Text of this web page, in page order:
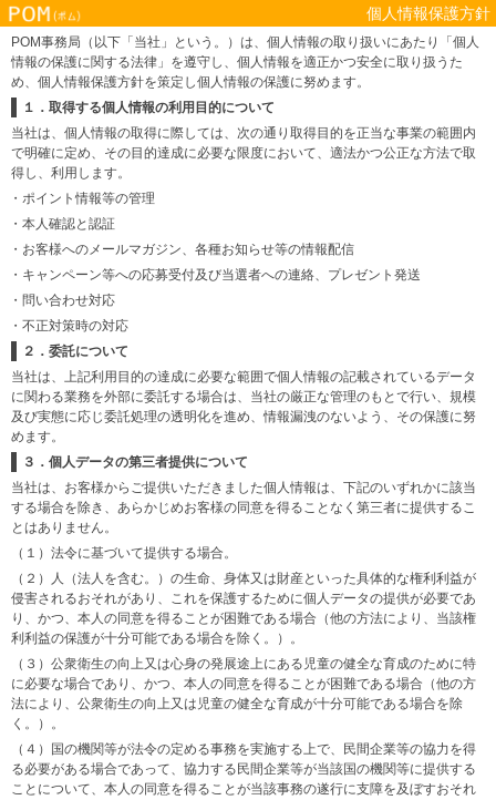
個人情報保護方針
POM事務局（以下「当社」という。）は、個人情報の取り扱いにあたり「個人
情報の保護に関する法律」を遵守し、個人情報を適正かつ安全に取り扱うた
め、個人情報保護方針を策定し個人情報の保護に努めます。
１．取得する個人情報の利用目的について
当社は、個人情報の取得に際しては、次の通り取得目的を正当な事業の範囲内
で明確に定め、その目的達成に必要な限度において、適法かつ公正な方法で取
得し、利用します。
・ポイント情報等の管理
・本人確認と認証
・お客様へのメールマガジン、各種お知らせ等の情報配信
・キャンペーン等への応募受付及び当選者への連絡、プレゼント発送
・問い合わせ対応
・不正対策時の対応
２．委託について
当社は、上記利用目的の達成に必要な範囲で個人情報の記載されているデータ
に関わる業務を外部に委託する場合は、当社の厳正な管理のもとで行い、規模
及び実態に応じ委託処理の透明化を進め、情報漏洩のないよう、その保護に努
めます。
３．個人データの第三者提供について
当社は、お客様からご提供いただきました個人情報は、下記のいずれかに該当
する場合を除き、あらかじめお客様の同意を得ることなく第三者に提供するこ
とはありません。
（１）法令に基づいて提供する場合。
（２）人（法人を含む。）の生命、身体又は財産といった具体的な権利利益が
侵害されるおそれがあり、これを保護するために個人データの提供が必要であ
り、かつ、本人の同意を得ることが困難である場合（他の方法により、当該権
利利益の保護が十分可能である場合を除く。）。
（３）公衆衛生の向上又は心身の発展途上にある児童の健全な育成のために特
に必要な場合であり、かつ、本人の同意を得ることが困難である場合（他の方
法により、公衆衛生の向上又は児童の健全な育成が十分可能である場合を除
く。）。
（４）国の機関等が法令の定める事務を実施する上で、民間企業等の協力を得
る必要がある場合であって、協力する民間企業等が当該国の機関等に提供する
ことについて、本人の同意を得ることが当該事務の遂行に支障を及ぼすおそれ